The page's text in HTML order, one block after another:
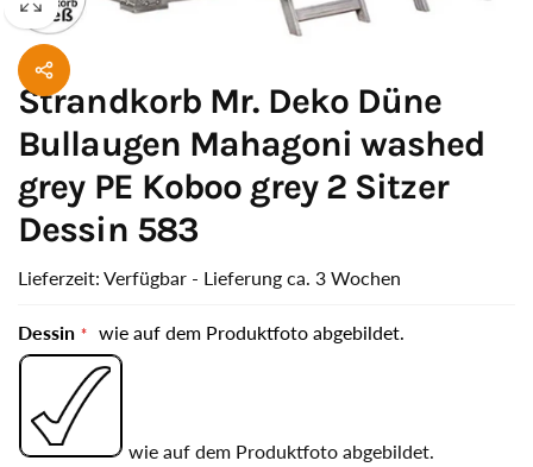
Strandkorb Mr. Deko Düne
Bullaugen Mahagoni washed
grey PE Koboo grey 2 Sitzer
Dessin 583
Lieferzeit: Verfügbar - Lieferung ca. 3 Wochen
Dessin wie auf dem Produktfoto abgebildet.
wie auf dem Produktfoto abgebildet.